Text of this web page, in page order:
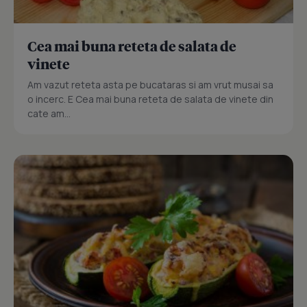
Cea mai buna reteta de salata de
vinete
Am vazut reteta asta pe bucataras si am vrut musai sa
o incerc. E Cea mai buna reteta de salata de vinete din
cate am...